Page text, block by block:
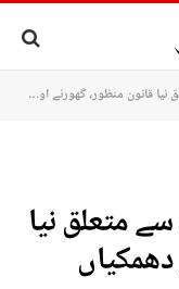
اور دھمکیاں دینے پر بھی سزا ہوگی
متعلق نیا